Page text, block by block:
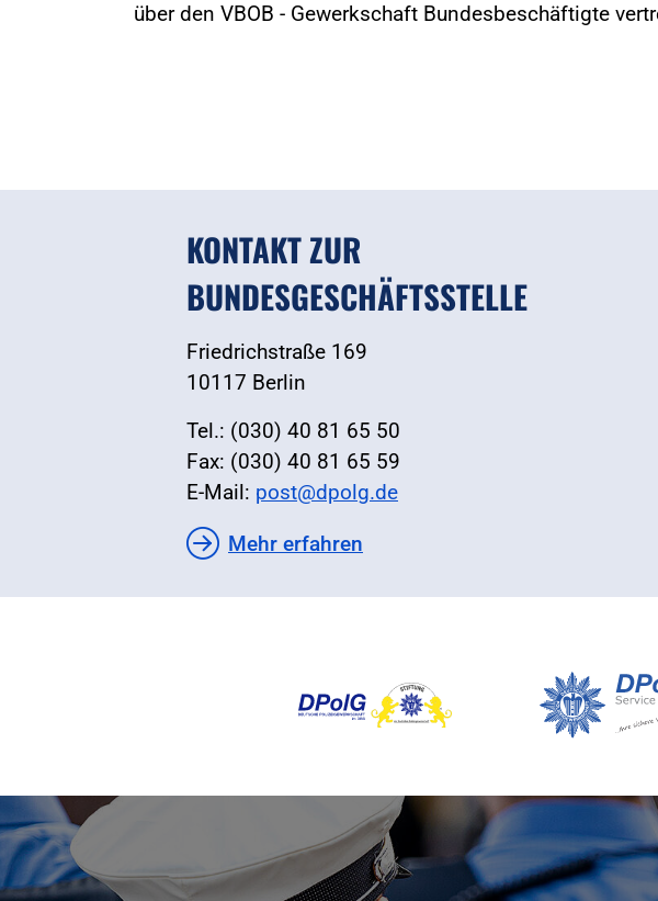
über den VBOB - Gewerkschaft Bundesbeschäftigte
KONTAKT ZUR
BUNDESGESCHÄFTSSTELLE
Friedrichstraße 169
10117 Berlin
Tel.: (030) 40 81 65 50
Fax: (030) 40 81 65 59
E-Mail: post@dpolg.de
Mehr erfahren